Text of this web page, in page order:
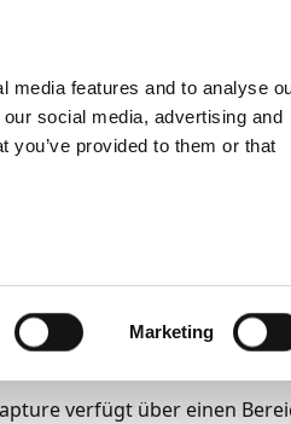
media features and to analyse
social media, advertising and
provided to them or that
Marketing
und
verfügt über einen